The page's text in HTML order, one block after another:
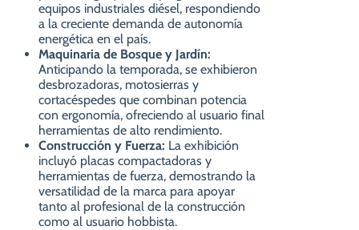
equipos industriales diésel, respondiendo
a la creciente demanda de autonomía
energética en el país.
Maquinaria de Bosque y Jardín:
Anticipando la temporada, se exhibieron
desbrozadoras, motosierras y
cortacéspedes que combinan potencia
con ergonomía, ofreciendo al usuario final
herramientas de alto rendimiento.
Construcción y Fuerza: La exhibición
incluyó placas compactadoras y
herramientas de fuerza, demostrando la
versatilidad de la marca para apoyar
tanto al profesional de la construcción
como al usuario hobbista.